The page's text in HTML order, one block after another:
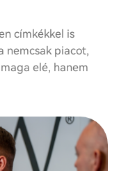
címkékkel is
nemcsak piacot,
elé, hanem